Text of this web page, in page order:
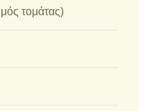
τομάτας)